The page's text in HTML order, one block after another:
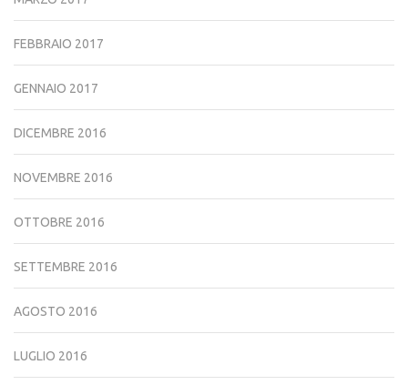
FEBBRAIO 2017
GENNAIO 2017
DICEMBRE 2016
NOVEMBRE 2016
OTTOBRE 2016
SETTEMBRE 2016
AGOSTO 2016
LUGLIO 2016